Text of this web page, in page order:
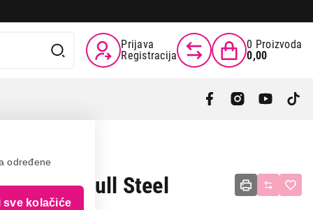
određene
sve kolačiće
Prijava
Registracija
0 Proizvoda
0,00
500 Full Steel